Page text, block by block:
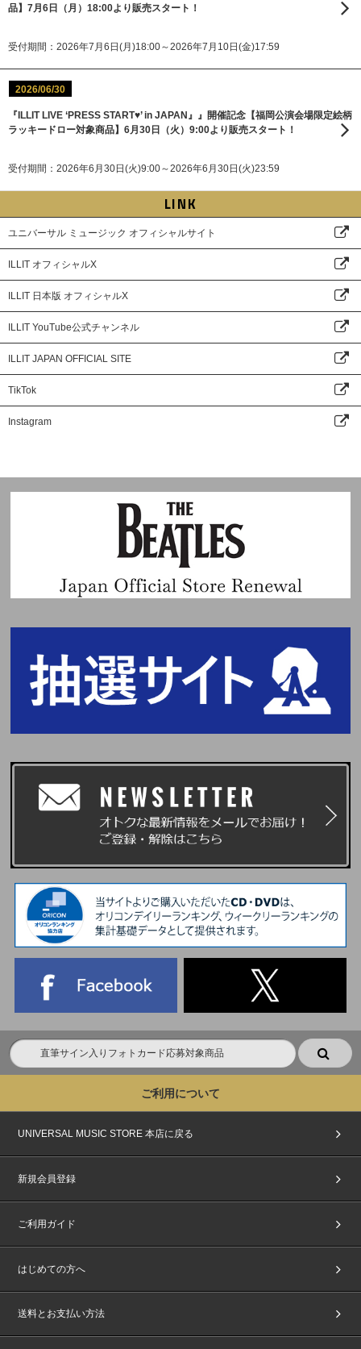
品】7月6日（月）18:00より販売スタート！
受付期間：2026年7月6日(月)18:00～2026年7月10日(金)17:59
2026/06/30
『ILLIT LIVE ‘PRESS START♥’ in JAPAN』』開催記念【福岡公演会場限定絵柄
ラッキードロー対象商品】6月30日（火）9:00より販売スタート！
受付期間：2026年6月30日(火)9:00～2026年6月30日(火)23:59
LINK
ユニバーサル ミュージック オフィシャルサイト
ILLIT オフィシャルX
ILLIT 日本版 オフィシャルX
ILLIT YouTube公式チャンネル
ILLIT JAPAN OFFICIAL SITE
TikTok
Instagram
ご利用について
UNIVERSAL MUSIC STORE 本店に戻る
新規会員登録
ご利用ガイド
はじめての方へ
送料とお支払い方法